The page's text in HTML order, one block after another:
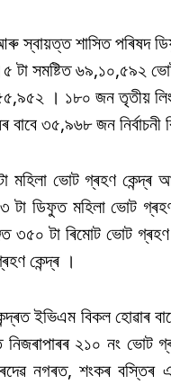
স্বায়ত্ত শাসিত পৰিষদ
টা সমষ্টিত
। ১৮০ জন তৃতীয়
৩৫,৯৬৮ জন নিৰ্বাচনী
টা মহিলা ভোট গ্ৰহণ
ডিফুত মহিলা ভোট
৩৫০ টা ৰিমোট ভোট
কেন্দ্ৰ ।
ইভিএম বিকল
২১০ নং ভোট
নগৰত, শংকৰ